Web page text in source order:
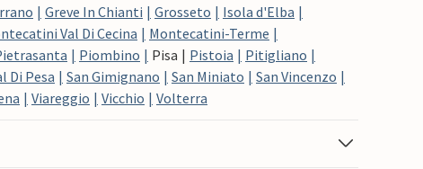
Greve In Chianti Grosseto
Isola d'Elba
Val Di Cecina
Montecatini-Terme
Piombino Pisa Pistoia
Pitigliano
Di Pesa San Gimignano San Miniato
San Vincenzo
Viareggio Vicchio Volterra